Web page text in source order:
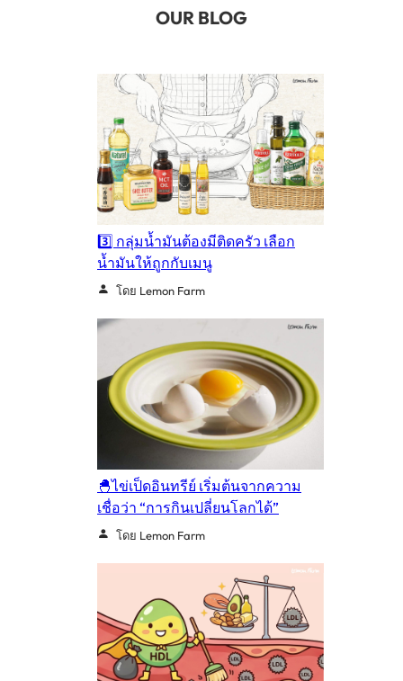
OUR BLOG
3️⃣ กลุ่มน้ำมันต้องมีติดครัว เลือก
น้ำมันให้ถูกกับเมนู
โดย Lemon Farm
🐣ไข่เป็ดอินทรีย์ เริ่มต้นจากความ
เชื่อว่า “การกินเปลี่ยนโลกได้”
โดย Lemon Farm